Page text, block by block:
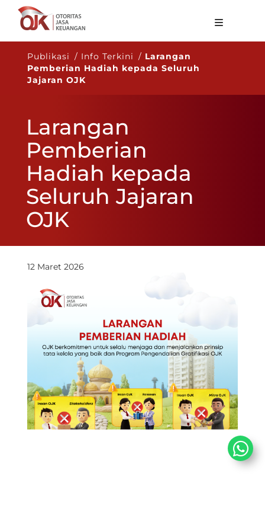
Tentang OJK
Fungsi Utama
Regulasi
Statistik
Layanan
Karir
Publikasi / Info Terkini / Larangan
Pemberian Hadiah kepada Seluruh
Jajaran OJK
Larangan
Pemberian
Hadiah kepada
Seluruh Jajaran
OJK
12 Maret 2026